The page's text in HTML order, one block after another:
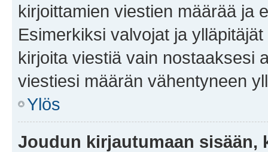
kirjoittamien viestien määrää ja
Esimerkiksi valvojat ja
kirjoita viestiä vain nostaaksesi
viestiesi määrän vähentyneen
Ylös
Joudun kirjautumaan sisään,